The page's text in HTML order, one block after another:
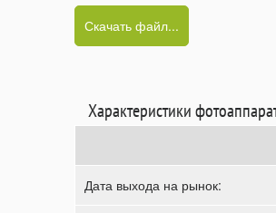
Скачать файл...
Характеристики
Дата выхода на рынок: